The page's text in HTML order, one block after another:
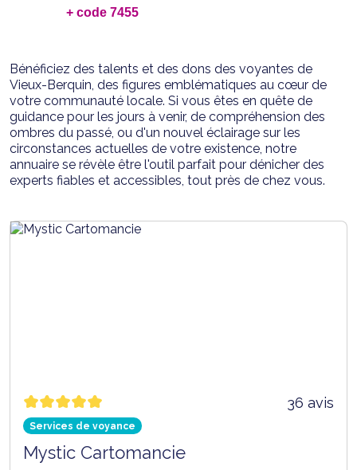
+ code 7455
Bénéficiez des talents et des dons des voyantes de
Vieux-Berquin, des figures emblématiques au cœur de
votre communauté locale. Si vous êtes en quête de
guidance pour les jours à venir, de compréhension des
ombres du passé, ou d'un nouvel éclairage sur les
circonstances actuelles de votre existence, notre
annuaire se révèle être l'outil parfait pour dénicher des
experts fiables et accessibles, tout près de chez vous.
36 avis
Services de voyance
Mystic Cartomancie